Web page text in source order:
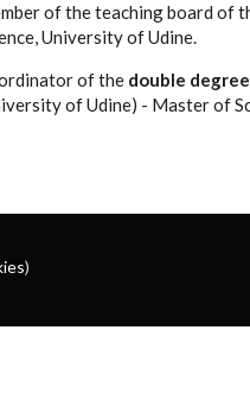
of the teaching board of
University of Udine.
of the double
of Udine) - Master of
)